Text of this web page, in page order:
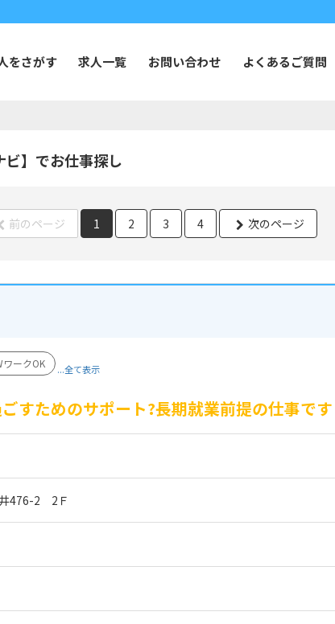
をさがす 求人一覧 お問い合わせ よくあるご質問
】でお仕事探し
前のページ 1 2 3 4 次のページ
ワークOK ...全て表示
すためのサポート?長期就業前提の仕事です
476-2　2Ｆ